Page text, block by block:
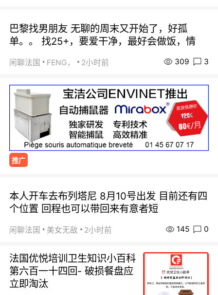
巴黎找男朋友 无聊的周末又开始了，好孤
单。。 找25+，要爱干净，最好会做饭，情
闲聊法国 FENG， 2小时前 309 3
推广
本人开车去布列塔尼 8月10号出发 目前还有四
个位置 回程也可以带回来有意者短
闲聊法国 美女无敌 2小时前 145 0
法国优悦培训卫生知识小百科
第六百一十四回- 破损餐盘应
立即淘汰